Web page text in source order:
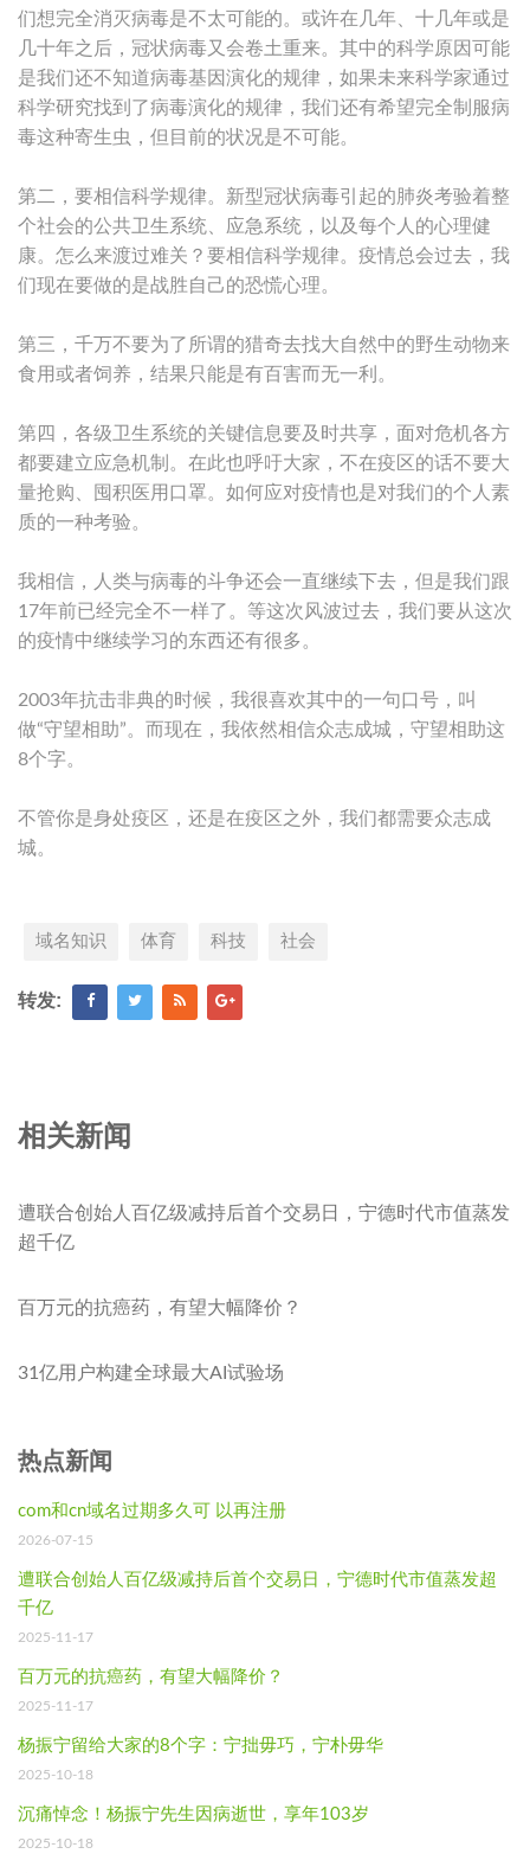
们想完全消灭病毒是不太可能的。或许在几年、十几年或是
几十年之后，冠状病毒又会卷土重来。其中的科学原因可能
是我们还不知道病毒基因演化的规律，如果未来科学家通过
科学研究找到了病毒演化的规律，我们还有希望完全制服病
毒这种寄生虫，但目前的状况是不可能。
第二，要相信科学规律。新型冠状病毒引起的肺炎考验着整
个社会的公共卫生系统、应急系统，以及每个人的心理健
康。怎么来渡过难关？要相信科学规律。疫情总会过去，我
们现在要做的是战胜自己的恐慌心理。
第三，千万不要为了所谓的猎奇去找大自然中的野生动物来
食用或者饲养，结果只能是有百害而无一利。
第四，各级卫生系统的关键信息要及时共享，面对危机各方
都要建立应急机制。在此也呼吁大家，不在疫区的话不要大
量抢购、囤积医用口罩。如何应对疫情也是对我们的个人素
质的一种考验。
我相信，人类与病毒的斗争还会一直继续下去，但是我们跟
17年前已经完全不一样了。等这次风波过去，我们要从这次
的疫情中继续学习的东西还有很多。
2003年抗击非典的时候，我很喜欢其中的一句口号，叫
做“守望相助”。而现在，我依然相信众志成城，守望相助这
8个字。
不管你是身处疫区，还是在疫区之外，我们都需要众志成
城。
域名知识 体育 科技 社会
转发:
相关新闻
遭联合创始人百亿级减持后首个交易日，宁德时代市值蒸发
超千亿
百万元的抗癌药，有望大幅降价？
31亿用户构建全球最大AI试验场
热点新闻
com和cn域名过期多久可 以再注册
2026-07-15
遭联合创始人百亿级减持后首个交易日，宁德时代市值蒸发超
千亿
2025-11-17
百万元的抗癌药，有望大幅降价？
2025-11-17
杨振宁留给大家的8个字：宁拙毋巧，宁朴毋华
2025-10-18
沉痛悼念！杨振宁先生因病逝世，享年103岁
2025-10-18